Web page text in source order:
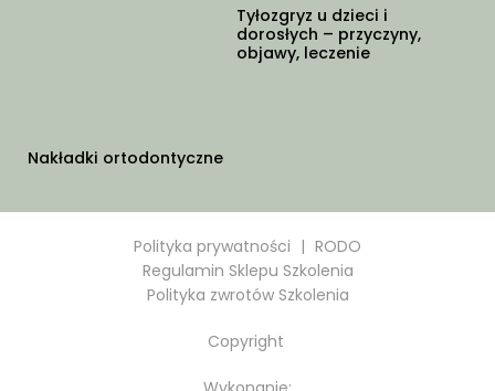
Nakładki ortodontyczne
Tyłozgryz u dzieci i
dorosłych – przyczyny,
objawy, leczenie
Polityka prywatności | RODO
Regulamin Sklepu Szkolenia
Polityka zwrotów Szkolenia
Copyright